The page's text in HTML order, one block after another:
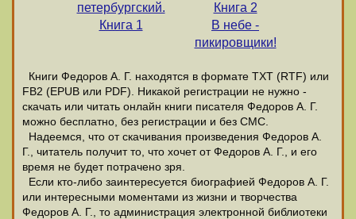
петербургский.
Книга 1
Книга 2
В небе -
пикировщики!
Книги Федоров А. Г. находятся в формате ТХТ (RTF) или
FB2 (EPUB или PDF). Никакой регистрации не нужно -
скачать или читать онлайн книги писателя Федоров А. Г.
можно бесплатно, без регистрации и без СМС.
Надеемся, что от скачивания произведения Федоров А.
Г., читатель получит то, что хочет от Федоров А. Г., и его
время не будет потрачено зря.
Если кто-либо заинтересуется биографией Федоров А. Г.
или интересными моментами из жизни и творчества
Федоров А. Г., то администрация электронной библиотеки